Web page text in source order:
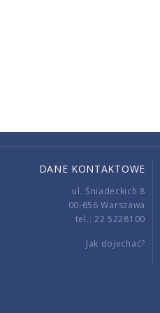
DANE KONTAKTOWE
ul. Śniadeckich 8
00-656 Warszawa
tel.: 22 5228100
Jak dojechać?